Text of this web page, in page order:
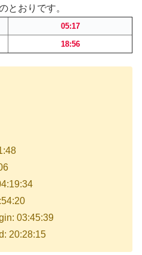
とおりです。
05:17
18:56
03:45:39
20:28:15